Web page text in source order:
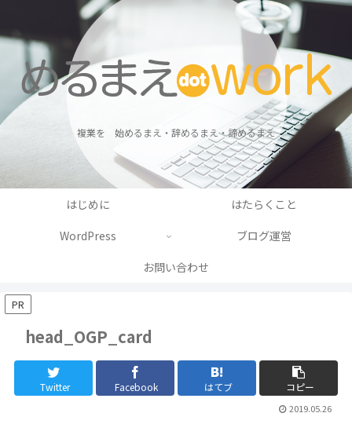
複業を 始めるまえ・辞めるまえ・諦めるまえ
はじめに
はたらくこと
WordPress
ブログ運営
お問い合わせ
PR
head_OGP_card
Twitter Facebook はてブ コピー
2019.05.26